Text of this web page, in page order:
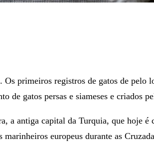
Os primeiros registros de gatos de
de gatos persas e siameses e criados
a antiga capital da Turquia, que hoje
europeus durante as